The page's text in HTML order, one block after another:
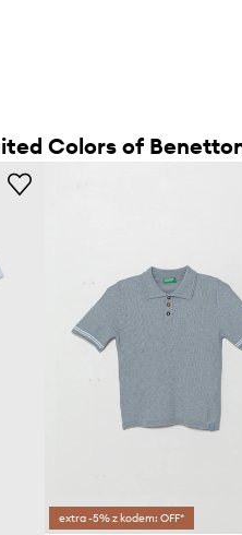
Colors of
extra -5% z kodem: OFF*